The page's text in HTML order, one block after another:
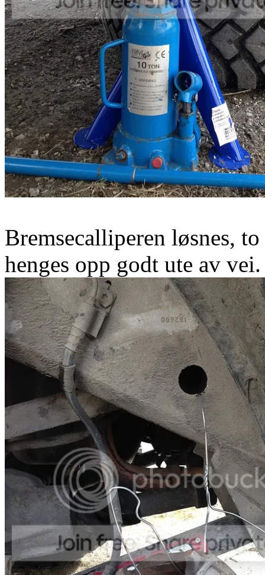
Bremsecalliperen løsnes,
henges opp godt ute av vei.